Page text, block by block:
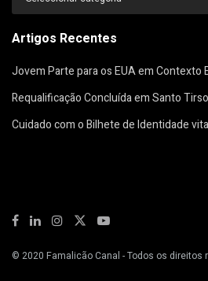
Artigos Recentes
Jovem Parte para os EUA em Contexto
Requalificação Concluída em Santo Tirso
Cuidado com o Bilhete de Identidade
© 2020 Famalicão Canal - Todos os direitos